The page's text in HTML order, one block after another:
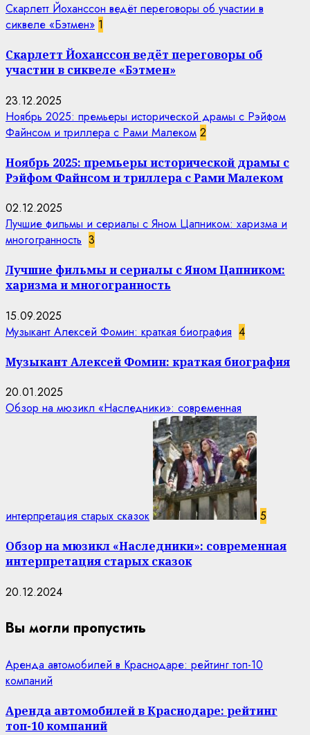
Скарлетт Йоханссон ведёт переговоры об участии в
сиквеле «Бэтмен» 1
Скарлетт Йоханссон ведёт переговоры об
участии в сиквеле «Бэтмен»
23.12.2025
Ноябрь 2025: премьеры исторической драмы с Рэйфом
Файнсом и триллера с Рами Малеком 2
Ноябрь 2025: премьеры исторической драмы с
Рэйфом Файнсом и триллера с Рами Малеком
02.12.2025
Лучшие фильмы и сериалы с Яном Цапником: харизма и
многогранность 3
Лучшие фильмы и сериалы с Яном Цапником:
харизма и многогранность
15.09.2025
Музыкант Алексей Фомин: краткая биография 4
Музыкант Алексей Фомин: краткая биография
20.01.2025
Обзор на мюзикл «Наследники»: современная
интерпретация старых сказок 5
Обзор на мюзикл «Наследники»: современная
интерпретация старых сказок
20.12.2024
Вы могли пропустить
Аренда автомобилей в Краснодаре: рейтинг топ-10
компаний
Аренда автомобилей в Краснодаре: рейтинг
топ-10 компаний